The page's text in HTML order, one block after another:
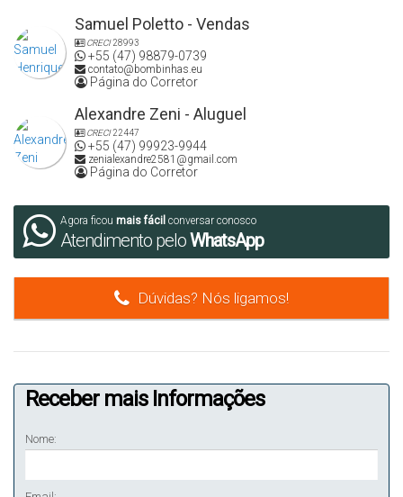
Samuel Poletto - Vendas
CRECI28993
+55 (47) 98879-0739
contato@bombinhas.eu
Página do Corretor
Alexandre Zeni - Aluguel
CRECI22447
+55 (47) 99923-9944
zenialexandre2581@gmail.com
Página do Corretor
Agora ficou mais fácil conversar conosco
Atendimento peloWhatsApp
Dúvidas? Nós ligamos!
Receber mais Informações
Nome: